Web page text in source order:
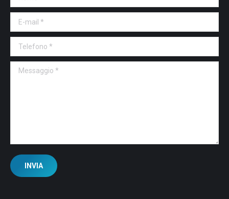
E-mail *
Telefono *
Messaggio *
INVIA